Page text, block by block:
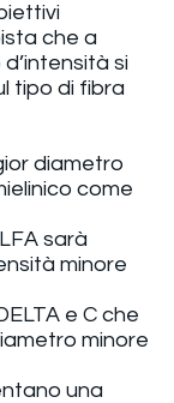
che a
si
tipo di fibra
diametro
come
sarà
minore
e C che
minore
una